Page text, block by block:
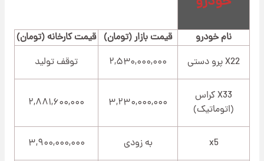
نام خودرو قیمت بازار (تومان) قیمت کارخانه (تومان)
X22 پرو دستی
۲,۵۳۰,۰۰۰,۰۰۰ توقف تولید
X33 کراس
(اتوماتیک)
۳,۲۳۰,۰۰۰,۰۰۰ ۲,۸۸۱,۶۰۰,۰۰۰
x5 به زودی ۳,۹۰۰,۰۰۰,۰۰۰